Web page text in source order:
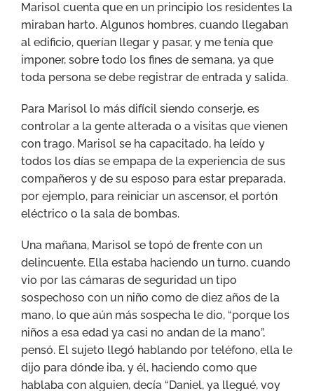
Marisol cuenta que en un principio los residentes la
miraban harto. Algunos hombres, cuando llegaban
al edificio, querían llegar y pasar, y me tenía que
imponer, sobre todo los fines de semana, ya que
toda persona se debe registrar de entrada y salida.
Para Marisol lo más difícil siendo conserje, es
controlar a la gente alterada o a visitas que vienen
con trago. Marisol se ha capacitado, ha leído y
todos los días se empapa de la experiencia de sus
compañeros y de su esposo para estar preparada,
por ejemplo, para reiniciar un ascensor, el portón
eléctrico o la sala de bombas.
Una mañana, Marisol se topó de frente con un
delincuente. Ella estaba haciendo un turno, cuando
vio por las cámaras de seguridad un tipo
sospechoso con un niño como de diez años de la
mano, lo que aún más sospecha le dio, “porque los
niños a esa edad ya casi no andan de la mano”,
pensó. El sujeto llegó hablando por teléfono, ella le
dijo para dónde iba, y él, haciendo como que
hablaba con alguien, decía “Daniel, ya llegué, voy